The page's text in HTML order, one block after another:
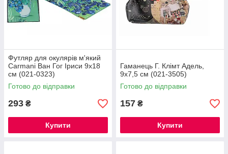
Футляр для окулярів м'який
Carmani Ван Гог Іриси 9х18
см (021-0323)
Готово до відправки
293 ₴
Купити
Гаманець Г. Клімт Адель,
9х7,5 см (021-3505)
Готово до відправки
157 ₴
Купити